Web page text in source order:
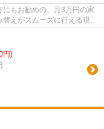
にもお勧めの、月3万円の家
えがスムーズに行える現在
円)